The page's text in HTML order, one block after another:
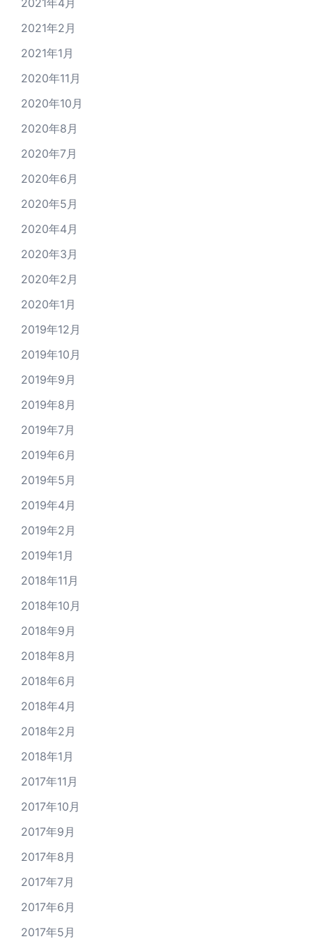
2021年4月
2021年2月
2021年1月
2020年11月
2020年10月
2020年8月
2020年7月
2020年6月
2020年5月
2020年4月
2020年3月
2020年2月
2020年1月
2019年12月
2019年10月
2019年9月
2019年8月
2019年7月
2019年6月
2019年5月
2019年4月
2019年2月
2019年1月
2018年11月
2018年10月
2018年9月
2018年8月
2018年6月
2018年4月
2018年2月
2018年1月
2017年11月
2017年10月
2017年9月
2017年8月
2017年7月
2017年6月
2017年5月